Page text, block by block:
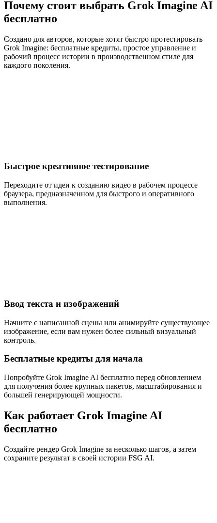
Почему стоит выбрать Grok Imagine AI
бесплатно
Создано для авторов, которые хотят быстро протестировать
Grok Imagine: бесплатные кредиты, простое управление и
рабочий процесс истории в производственном стиле для
каждого поколения.
Быстрое креативное тестирование
Переходите от идеи к созданию видео в рабочем процессе
браузера, предназначенном для быстрого и оперативного
выполнения.
Ввод текста и изображений
Начните с написанной сцены или анимируйте существующее
изображение, если вам нужен более сильный визуальный
контроль.
Бесплатные кредиты для начала
Попробуйте Grok Imagine AI бесплатно перед обновлением
для получения более крупных пакетов, масштабирования и
большей генерирующей мощности.
Как работает Grok Imagine AI
бесплатно
Создайте рендер Grok Imagine за несколько шагов, а затем
сохраните результат в своей истории FSG AI.